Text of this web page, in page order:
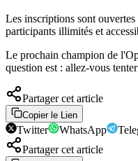
Les inscriptions sont ouvertes
participants illimités et
Le prochain champion de
question est : allez-vous
Partager cet article
Copier le Lien
Twitter WhatsApp
Partager cet article